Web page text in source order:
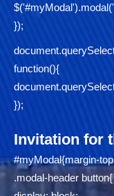
});
function(){
});
Invitation for
#myModal{margin-
.modal-header button{